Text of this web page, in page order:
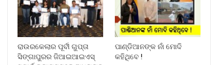
ରାଉରକେଲାର ପୂର୍ବୀ ଗୁପ୍ତା
ସିଙ୍ଗାପୁରର ଜିଆଇଆଇଏସ୍
ପାଣ୍ଡିଆନଙ୍କ ନାଁ ମୋଦି
କହିଥିବେ !